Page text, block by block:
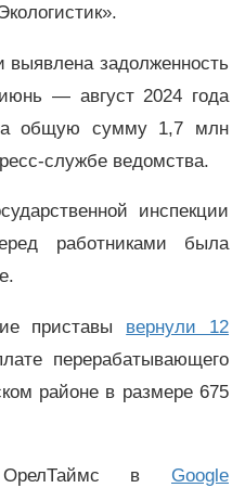
выявлена задолженность
— август 2024 года
общую сумму 1,7 млн
службе ведомства.
инспекции
работниками была
приставы вернули 12
перерабатывающего
районе в размере 675
ОрелТаймс в Google